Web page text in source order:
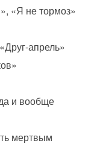
«Я не тормоз»
апрель»
и вообще
мертвым